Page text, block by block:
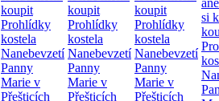
koupit
Prohlídky
kostela
Nanebevzetí
Panny
Marie v
Přešticích
koupit
Prohlídky
kostela
Nanebevzetí
Panny
Marie v
Přešticích
koupit
Prohlídky
kostela
Nanebevzetí
Panny
Marie v
Přešticích
si